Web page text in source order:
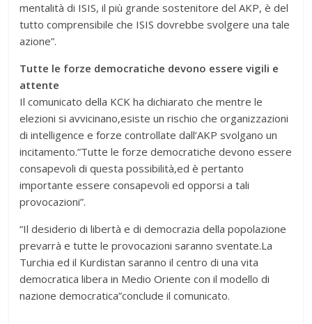
mentalità di ISIS, il più grande sostenitore del AKP, è del
tutto comprensibile che ISIS dovrebbe svolgere una tale
azione”.
Tutte le forze democratiche devono essere vigili e
attente
Il comunicato della KCK ha dichiarato che mentre le
elezioni si avvicinano,esiste un rischio che organizzazioni
di intelligence e forze controllate dall’AKP svolgano un
incitamento.”Tutte le forze democratiche devono essere
consapevoli di questa possibilità,ed è pertanto
importante essere consapevoli ed opporsi a tali
provocazioni”.
“Il desiderio di libertà e di democrazia della popolazione
prevarrà e tutte le provocazioni saranno sventate.La
Turchia ed il Kurdistan saranno il centro di una vita
democratica libera in Medio Oriente con il modello di
nazione democratica”conclude il comunicato.